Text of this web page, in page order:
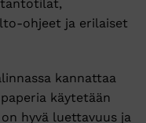
ohjeet ja erilaiset
kannattaa
käytetään
hyvä luettavuus ja